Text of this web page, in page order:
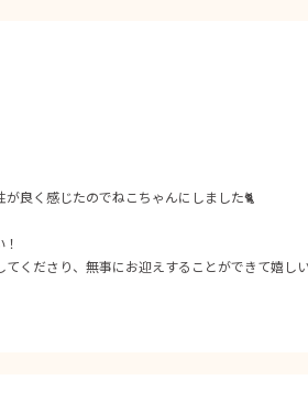
良く感じたのでねこちゃんにしました🐈
くださり、無事にお迎えすることができて嬉し